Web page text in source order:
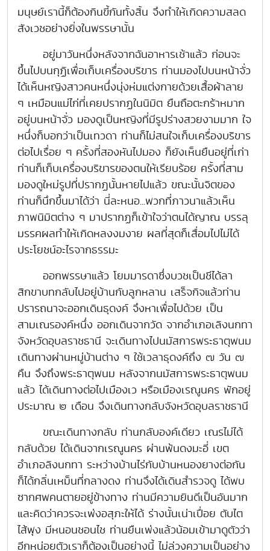
มนุษย์เรานี้ก็ต้องกินขี้กันทั้งสิ้น จึงทำให้เกิดความสลด
สังเวชอย่างยิ่งในพรรษานั้น
อยู่มาวันหนึ่งหลังจากฉันอาหารเช้าแล้ว ก่อนจะ
ขึ้นไปบนกุฏิเพื่อเก็บเครื่องบริขาร ท่านมองไปบนหน้าจั่ว
ได้เห็นหญิงสาวคนหนึ่งนุ่งห่มแต่งกายด้วยเสื้อผ้าลาย
ๆ เหมือนแม่ไก่ที่เคยปรากฏในนิมิต ยืนถือตะกร้าหมาก
อยู่บนหน้าจั่ว มองดูเป็นหญิงที่มีรูปร่างสวยงามมาก ใจ
หนึ่งก็บอกว่าเป็นเทวดา ท่านก็ไม่สนใจเก็บเครื่องบริขาร
ต่อไปเรื่อย ๆ ครั้งที่สองหันไปมอง ก็ยังเห็นยืนอยู่ที่เก่า
ท่านก็เก็บเครื่องบริขารของตนให้เรียบร้อย ครั้งที่สาม
มองดูใหม่รูปที่ปรากฏนั้นหายไปแล้ว ขณะนั้นจิตของ
ท่านก็นึกขึ้นมาได้ว่า นี่ละหนอ...พวกที่ภาวนาแล้วเห็น
ภาพนิมิตต่าง ๆ มาปรากฏก็เข้าใจว่าตนได้ญาณ บรรลุ
มรรคผลทำให้เกิดหลงงมงาย ผลที่สุดก็เสื่อมไปไม่ได้
ประโยชน์อะไรจากธรรมะ
ออกพรรษาแล้ว โยมมารดาซึ่งบวชเป็นชีได้ลา
สิกขาบทกลับไปอยู่บ้านกับลูกหลาน เสร็จกิจแล้วท่าน
ปรารถนาจะออกเดินธุดงค์ จึงหาเพื่อไปด้วย เป็น
สามเณรองค์หนึ่ง ออกเดินจากวัด จากอำเภอเลิงนกทา
จังหวัดอุบลราชธานี จะเดินทางไปนมัสการพระธาตุพนม
เดินทางผ่านหมู่บ้านต่าง ๆ ใช้เวลาธุดงค์ถึง ๗ วัน ๗
คืน จึงถึงพระธาตุพนม หลังจากนมัสการพระธาตุพนม
แล้ว ได้เดินทางต่อไปเมืองเว หรือเมืองเรณูนคร พักอยู่
ประมาณ ๒ เดือน จึงเดินทางกลับจังหวัดอุบลราชธานี
ขณะเดินทางกลับ ท่านกลับองค์เดียว เณรไม่ได้
กลับด้วย ได้เดินจากเรณูนคร ผ่านพ้นดงมะอี่ เขต
อำเภอลิงนกทา ระหว่างบ้านไร่กับบ้านหนองยางต่อกัน
ก็ได้กลิ่นเหม็นที่กลางดง ท่านจึงได้เดินสำรวจดู ได้พบ
ซากศพคนตายอยู่ข้างทาง ท่านมีความยินดีเป็นอันมาก
และคิดว่าควรจะเพ่งอสุภะให้ได้ ร่างนั้นเน่าเปื่อย ตับไต
ไส้พุง มีหนอนชอนไช ท่านยืนเพ่งแล้วน้อมเข้ามาดูตัวว่า
อีกหน่อยตัวเราก็ต้องเป็นอย่างนี้ ไม่ล่วงความเป็นอย่าง